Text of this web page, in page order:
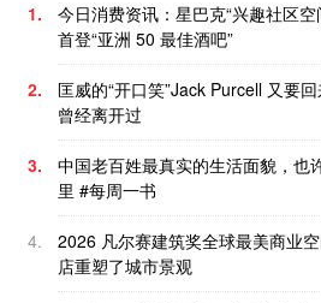
1.
今日消费资讯：星巴克“兴趣社区
首登“亚洲 50 最佳酒吧”
2.
匡威的“开口笑”Jack Purcell 又要
曾经离开过
3.
中国老百姓最真实的生活面貌，也
里 #每周一书
4.
2026 凡尔赛建筑奖全球最美商业
店重塑了城市景观